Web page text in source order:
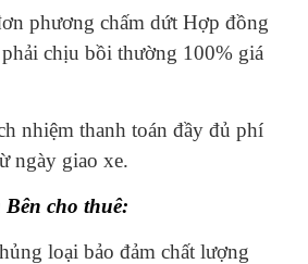
phương chấm dứt Hợp đồng
chịu bồi thường 100% giá
nhiệm thanh toán đầy đủ phí
ngày giao xe.
cho thuê:
loại bảo đảm chất lượng